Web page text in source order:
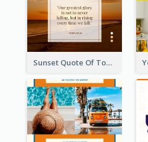
Sunset Quote Of Today Facebook Post